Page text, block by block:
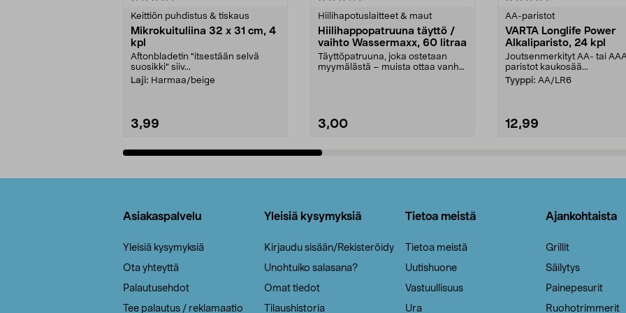
Keittiön puhdistus & tiskaus
Mikrokuituliina 32 x 31 cm, 4
kpl
Aftonbladetin "itsestään selvä
suosikki" siiv...
Laji: Harmaa/beige
3,99
Hiilihapotuslaitteet & maut
Hiilihappopatruuna täyttö /
vaihto Wassermaxx, 60 litraa
Täyttöpatruuna, joka ostetaan
myymälästä – muista ottaa vanha
3,00
AA-paristot
VARTA Longlife Power
Alkaliparisto, 24 kpl
Joutsenmerkityt AA- tai
paristot kaukosää...
Tyyppi: AA/LR6
12,99
Asiakaspalvelu
Yleisiä kysymyksiä
Ota yhteyttä
Palautusehdot
Tee palautus / reklamaatio
Yleisiä kysymyksiä
Kirjaudu sisään/Rekisteröidy
Unohtuiko salasana?
Omat tiedot
Tilaushistoria
Tietoa meistä
Tietoa meistä
Uutishuone
Vastuullisuus
Ura
Ajankohtaista
Grillit
Säilytys
Painepesurit
Ruohotrimmerit